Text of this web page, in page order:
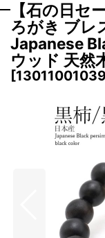
【石の日セ
ろがき ブレ
Japanese
ウッド 天然
[